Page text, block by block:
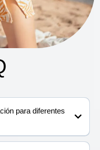
para diferentes